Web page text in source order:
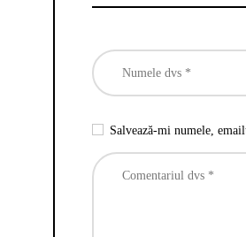
Salvează-mi numele,